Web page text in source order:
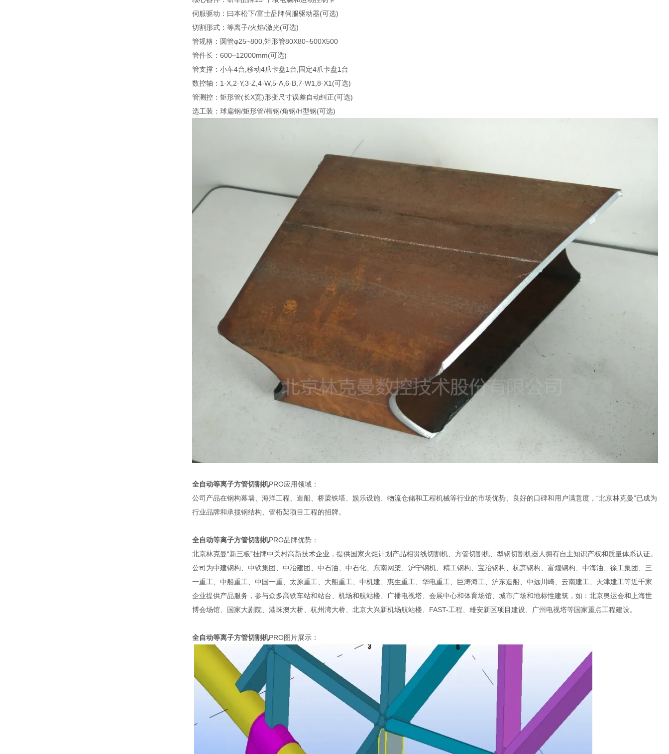
伺服驱动：曰本松下/富士品牌伺服驱动器(可选)
切割形式：等离子/火焰/激光(可选)
管规格：圆管φ25~800,矩形管80X80~500X500
管件长：600~12000mm(可选)
管支撑：小车4台,移动4爪卡盘1台,固定4爪卡盘1台
数控轴：1-X,2-Y,3-Z,4-W,5-A,6-B,7-W1,8-X1(可选)
管测控：矩形管(长X宽)形变尺寸误差自动纠正(可选)
选工装：球扁钢/矩形管/槽钢/角钢/H型钢(可选)
全自动等离子方管切割机PRO应用领域：
公司产品在钢构幕墙、海洋工程、造船、桥梁铁塔、娱乐设施、物流仓储和工程机械等行业的市场优势、良好的口碑和用户满意度，“北京林克曼”已成为
行业品牌和承揽钢结构、管桁架项目工程的招牌。
全自动等离子方管切割机PRO品牌优势：
北京林克曼“新三板”挂牌中关村高新技术企业，提供国家火炬计划产品相贯线切割机、方管切割机、型钢切割机器人拥有自主知识产权和质量体系认证。
公司为中建钢构、中铁集团、中冶建团、中石油、中石化、东南网架、沪宁钢机、精工钢构、宝冶钢构、杭萧钢构、富煌钢构、中海油、徐工集团、三
一重工、中船重工、中国一重、太原重工、大船重工、中机建、惠生重工、华电重工、巨涛海工、沪东造船、中远川崎、云南建工、天津建工等近千家
企业提供产品服务，参与众多高铁车站和站台、机场和航站楼、广播电视塔、会展中心和体育场馆、城市广场和地标性建筑，如：北京奥运会和上海世
博会场馆、国家大剧院、港珠澳大桥、杭州湾大桥、北京大兴新机场航站楼、FAST-工程、雄安新区项目建设、广州电视塔等国家重点工程建设。
全自动等离子方管切割机PRO图片展示：